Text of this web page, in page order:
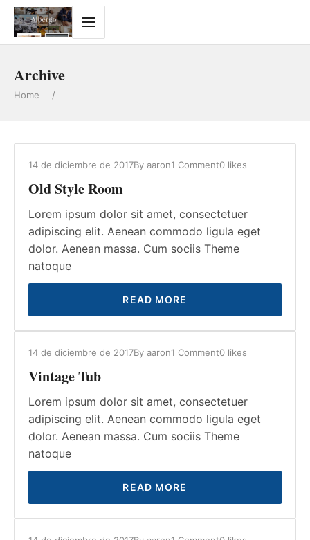
Archive
Home /
14 de diciembre de 2017By aaron1 Comment0 likes
Old Style Room
Lorem ipsum dolor sit amet, consectetuer
adipiscing elit. Aenean commodo ligula eget
dolor. Aenean massa. Cum sociis Theme
natoque
READ MORE
14 de diciembre de 2017By aaron1 Comment0 likes
Vintage Tub
Lorem ipsum dolor sit amet, consectetuer
adipiscing elit. Aenean commodo ligula eget
dolor. Aenean massa. Cum sociis Theme
natoque
READ MORE